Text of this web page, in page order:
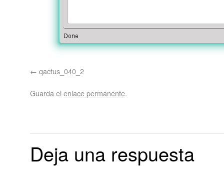
qactus_040_2
Guarda el enlace permanente.
Deja una respuesta